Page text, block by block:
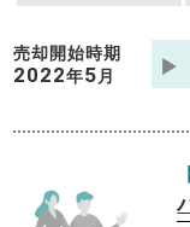
売却開始時期
2022年5 月